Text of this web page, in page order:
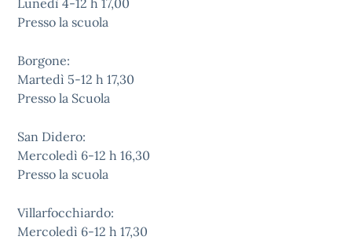
Lunedì 4-12 h 17,00
Presso la scuola
Borgone:
Martedì 5-12 h 17,30
Presso la Scuola
San Didero:
Mercoledì 6-12 h 16,30
Presso la scuola
Villarfocchiardo:
Mercoledì 6-12 h 17,30